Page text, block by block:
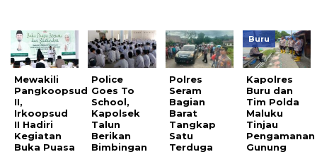
Mewakili
Pangkoopsud
II,
Irkoopsud
II Hadiri
Kegiatan
Buka Puasa
Police
Goes To
School,
Kapolsek
Talun
Berikan
Bimbingan
Polres
Seram
Bagian
Barat
Tangkap
Satu
Terduga
Buru
Kapolres
Buru dan
Tim Polda
Maluku
Tinjau
Pengamanan
Gunung